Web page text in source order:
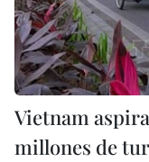
Vietnam
millones de